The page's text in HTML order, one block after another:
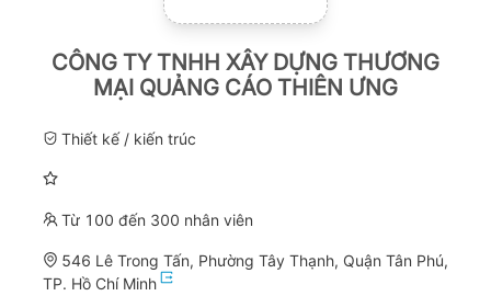
CÔNG TY TNHH XÂY DỰNG THƯƠNG
MẠI QUẢNG CÁO THIÊN ƯNG
Thiết kế / kiến trúc
Từ 100 đến 300 nhân viên
546 Lê Trong Tấn, Phường Tây Thạnh, Quận Tân Phú,
TP. Hồ Chí Minh